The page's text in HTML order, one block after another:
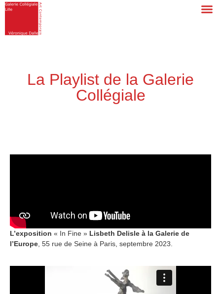
La Playlist de la Galerie
Collégiale
L’exposition « In Fine » Lisbeth Delisle à la Galerie de
l’Europe , 55 rue de Seine à Paris, septembre 2023.